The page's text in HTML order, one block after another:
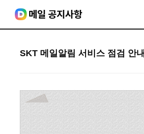
SKT 메일알림 서비스 점검 안내